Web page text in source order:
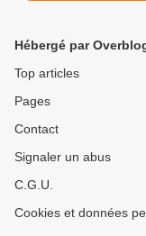
Hébergé par
Top articles
Pages
Contact
Signaler un abus
C.G.U.
Cookies et données